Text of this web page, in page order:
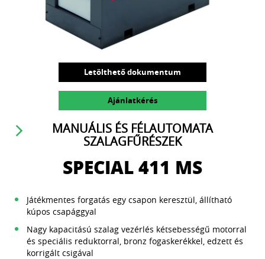
Letölthető dokumentum
Ajánlatkérés
MANUÁLIS ÉS FÉLAUTOMATA
SZALAGFŰRÉSZEK
SPECIAL 411 MS
Játékmentes forgatás egy csapon keresztül, állítható
kúpos csapággyal
Nagy kapacitású szalag vezérlés kétsebességű motorral
és speciális reduktorral, bronz fogaskerékkel, edzett és
korrigált csigával